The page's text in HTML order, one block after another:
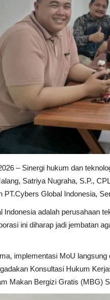
– Sinergi hukum dan
Satriya Nugraha, S.P.,
PT.Cybers Global Indonesia,
Indonesia adalah perusahaan
ini diharap jadi jembatan
implementasi MoU
Konsultasi Hukum
Makan Bergizi Gratis (MBG)